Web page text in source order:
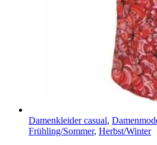
Damenkleider casual,
Frühling/Sommer, Herbst/Winter